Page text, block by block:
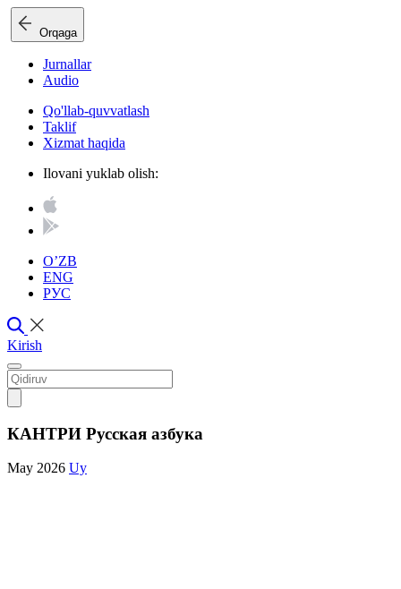
Orqaga
Jurnallar
Audio
Qo'llab-quvvatlash
Taklif
Xizmat haqida
Ilovani yuklab olish:
O’ZB
ENG
РУС
Kirish
КАНТРИ Русская азбука
May 2026 Uy